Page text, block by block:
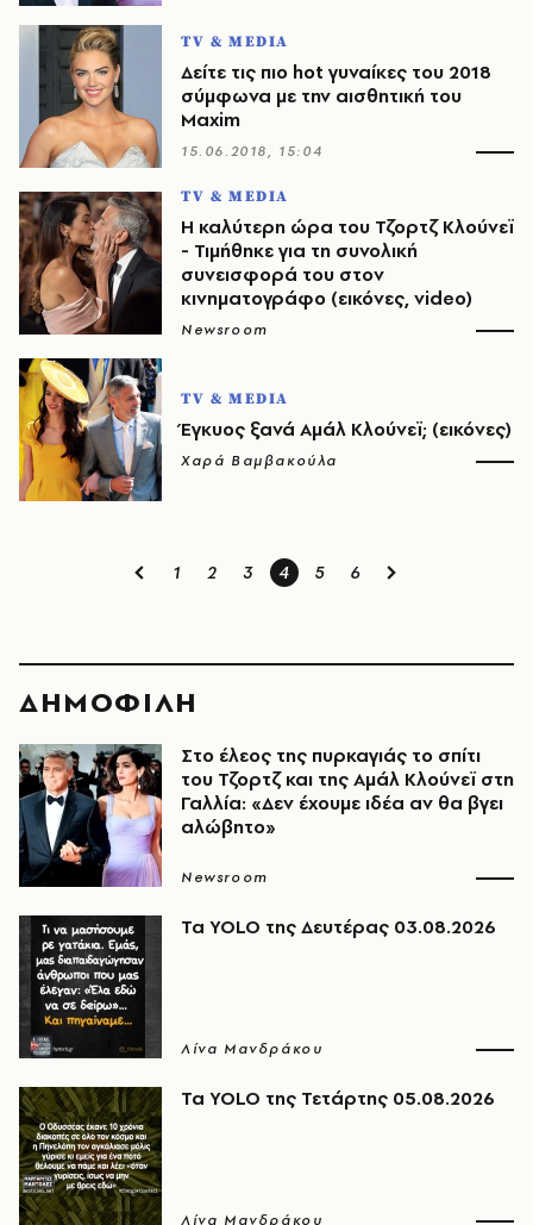
TV & MEDIA
Δείτε τις πιο hot γυναίκες του 2018
σύμφωνα με την αισθητική του
Μaxim
15.06.2018, 15:04
TV & MEDIA
Η καλύτερη ώρα του Τζορτζ Κλούνεϊ
- Τιμήθηκε για τη συνολική
συνεισφορά του στον
κινηματογράφο (εικόνες, video)
Newsroom
TV & MEDIA
Έγκυος ξανά Αμάλ Κλούνεϊ; (εικόνες)
Χαρά Βαμβακούλα
1 2 3 4 5 6
ΔΗΜΟΦΙΛΗ
Στο έλεος της πυρκαγιάς το σπίτι
του Τζορτζ και της Αμάλ Κλούνεϊ στη
Γαλλία: «Δεν έχουμε ιδέα αν θα βγει
αλώβητο»
Newsroom
Τα YOLO της Δευτέρας 03.08.2026
Λίνα Μανδράκου
Τα YOLO της Τετάρτης 05.08.2026
Λίνα Μανδράκου